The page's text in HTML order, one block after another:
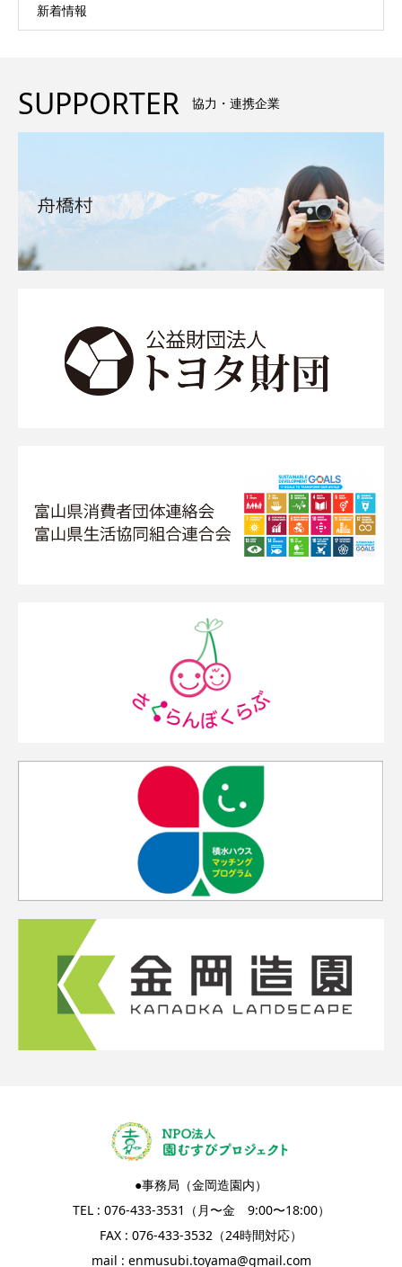
新着情報
SUPPORTER 協力・連携企業
●事務局（金岡造園内）
TEL : 076-433-3531（月〜金 9:00〜18:00）
FAX : 076-433-3532（24時間対応）
mail : enmusubi.toyama@gmail.com